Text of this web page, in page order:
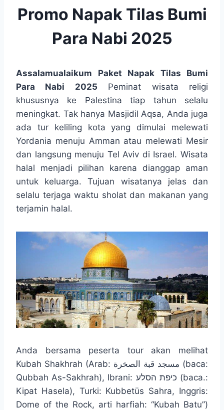
Promo Napak Tilas Bumi
Para Nabi 2025
Assalamualaikum Paket Napak Tilas Bumi
Para Nabi 2025 Peminat wisata religi
khususnya ke Palestina tiap tahun selalu
meningkat. Tak hanya Masjidil Aqsa, Anda juga
ada tur keliling kota yang dimulai melewati
Yordania menuju Amman atau melewati Mesir
dan langsung menuju Tel Aviv di Israel. Wisata
halal menjadi pilihan karena dianggap aman
untuk keluarga. Tujuan wisatanya jelas dan
selalu terjaga waktu sholat dan makanan yang
terjamin halal.
Anda bersama peserta tour akan melihat
Kubah Shakhrah (Arab: مسجد قبة الصخرة (baca:
Qubbah As-Sakhrah), Ibrani: כיפת הסלע (baca.:
Kipat Hasela), Turki: Kubbetüs Sahra, Inggris:
Dome of the Rock, arti harfiah: “Kubah Batu”)